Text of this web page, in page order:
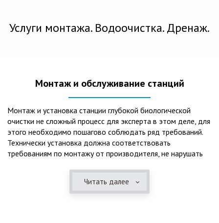
Услуги монтажа. Водоочистка. Дренаж.
Монтаж и обслуживание станций
Монтаж и установка станции глубокой биологической
очистки не сложный процесс для эксперта в этом деле, для
этого необходимо пошагово соблюдать ряд требований.
Технически установка должна соответствовать
требованиям по монтажу от производителя, не нарушать
представления о требованиях ПУЭ, ведь не качественный
монтаж может привезти не только к выходу из строя
Читать далее